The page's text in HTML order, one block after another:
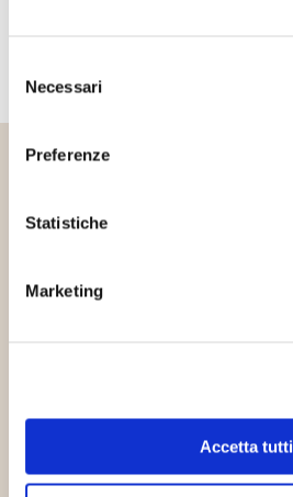
delNecessari
Preferenze
Statistiche
Marketing
Accetta tutti